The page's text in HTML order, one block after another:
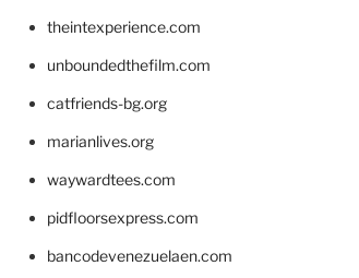
theintexperience.com
unboundedthefilm.com
catfriends-bg.org
marianlives.org
waywardtees.com
pidfloorsexpress.com
bancodevenezuelaen.com